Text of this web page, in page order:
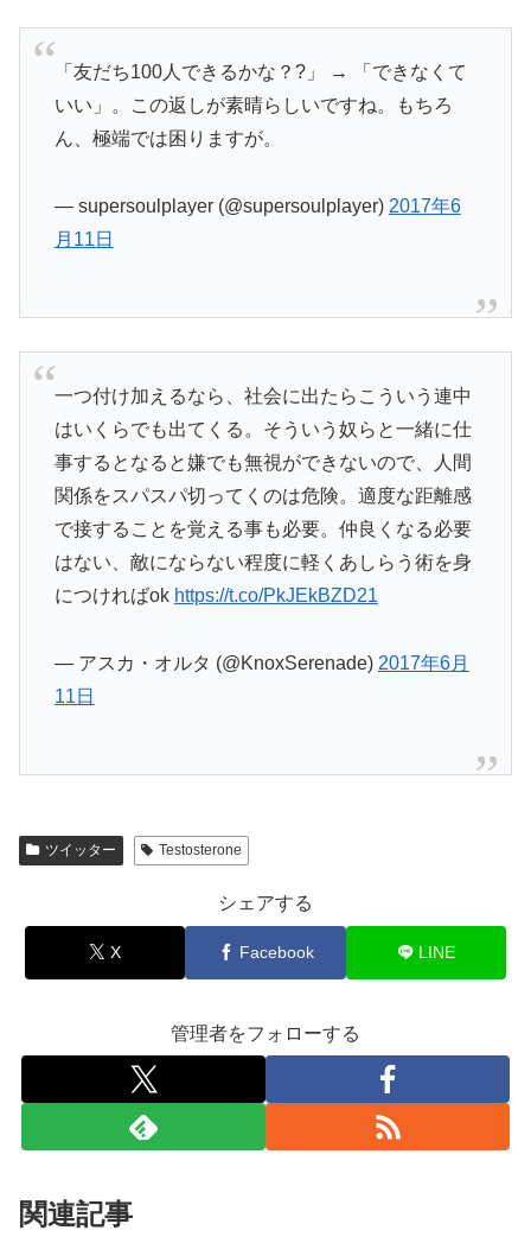
「友だち100人できるかな？?」 → 「できなくて
いい」。この返しが素晴らしいですね。もちろ
ん、極端では困りますが。
— supersoulplayer (@supersoulplayer) 2017年6
月11日
一つ付け加えるなら、社会に出たらこういう連中
はいくらでも出てくる。そういう奴らと一緒に仕
事するとなると嫌でも無視ができないので、人間
関係をスパスパ切ってくのは危険。適度な距離感
で接することを覚える事も必要。仲良くなる必要
はない、敵にならない程度に軽くあしらう術を身
につければok https://t.co/PkJEkBZD21
— アスカ・オルタ (@KnoxSerenade) 2017年6月
11日
ツイッター Testosterone
シェアする
X Facebook LINE
管理者をフォローする
関連記事